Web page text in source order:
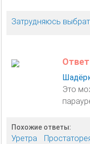
Затрудняюсь
Это
Похожие ответы:
Уретра